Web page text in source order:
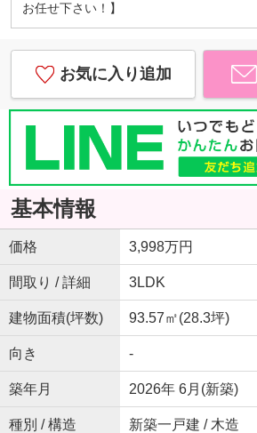
お任せ下さい！】
お気に入り追加
基本情報
価格 3,998万円
間取り / 詳細 3LDK
建物面積(坪数) 93.57㎡(28.3坪)
向き -
築年月 2026年 6月(新築)
種別 / 構造 新築一戸建 / 木造